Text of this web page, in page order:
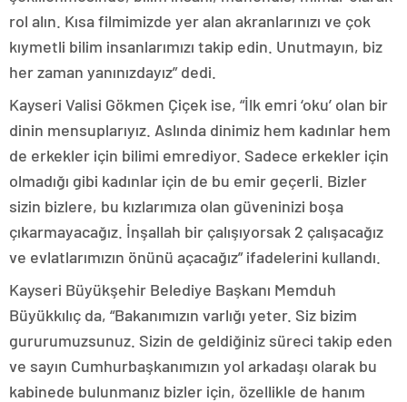
rol alın. Kısa filmimizde yer alan akranlarınızı ve çok
kıymetli bilim insanlarımızı takip edin. Unutmayın, biz
her zaman yanınızdayız” dedi.
Kayseri Valisi Gökmen Çiçek ise, “İlk emri ‘oku’ olan bir
dinin mensuplarıyız. Aslında dinimiz hem kadınlar hem
de erkekler için bilimi emrediyor. Sadece erkekler için
olmadığı gibi kadınlar için de bu emir geçerli. Bizler
sizin bizlere, bu kızlarımıza olan güveninizi boşa
çıkarmayacağız. İnşallah bir çalışıyorsak 2 çalışacağız
ve evlatlarımızın önünü açacağız” ifadelerini kullandı.
Kayseri Büyükşehir Belediye Başkanı Memduh
Büyükkılıç da, “Bakanımızın varlığı yeter. Siz bizim
gururumuzsunuz. Sizin de geldiğiniz süreci takip eden
ve sayın Cumhurbaşkanımızın yol arkadaşı olarak bu
kabinede bulunmanız bizler için, özellikle de hanım